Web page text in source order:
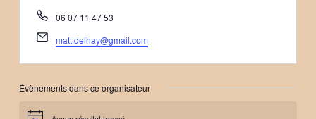
Téléphone
06 07 11 47 53
Email
matt.delhay@gmail.com
Évènements dans ce organisateur